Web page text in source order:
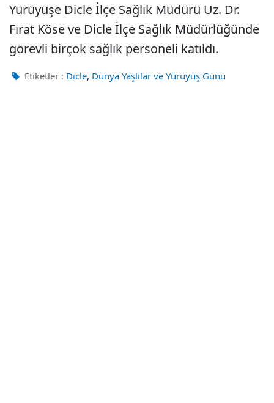
Yürüyüşe Dicle İlçe Sağlık Müdürü Uz. Dr.
Fırat Köse ve Dicle İlçe Sağlık Müdürlüğünde
görevli birçok sağlık personeli katıldı.
Etiketler : Dicle, Dünya Yaşlılar ve Yürüyüş Günü